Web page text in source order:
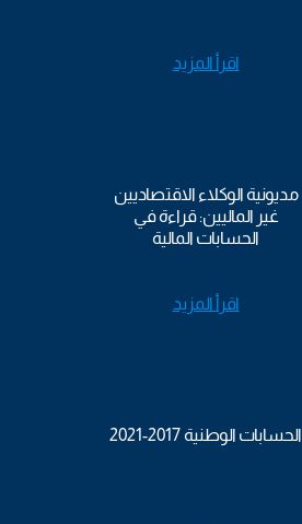
اقرأ المزيد
مديونية الوكلاء الاقتصاديين
غير الماليين: قراءة في
الحسابات المالية
اقرأ المزيد
الحسابات الوطنية 2017-2021